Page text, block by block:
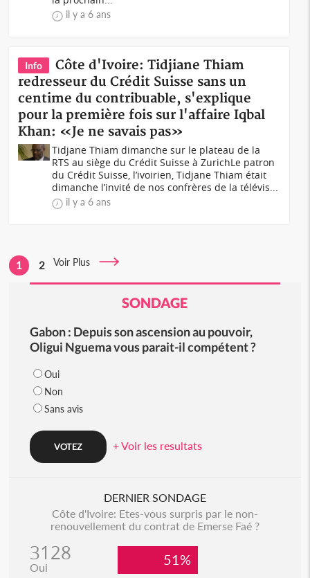
il y a 6 ans
Info
Côte d'Ivoire: Tidjiane Thiam
redresseur du Crédit Suisse sans un
centime du contribuable, s'explique
pour la première fois sur l'affaire Iqbal
Khan: «Je ne savais pas»
Tidjane Thiam dimanche sur le plateau de la
RTS au siège du Crédit Suisse à ZurichLe patron
du Crédit Suisse, l’ivoirien, Tidjane Thiam était
dimanche l’invité de nos confrères de la télévis...
il y a 6 ans
1 2 Voir Plus
SONDAGE
Gabon : Depuis son ascension au pouvoir,
Oligui Nguema vous parait-il compétent ?
Oui
Non
Sans avis
+ Voir les resultats
DERNIER SONDAGE
Côte d'Ivoire: Etes-vous surpris par le non-
renouvellement du contrat de Emerse Faé ?
3128
Oui 51%